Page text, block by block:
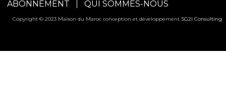
ABONNEMENT QUI SOMMES-NOUS
Copyright © 2023 Maison du Maroc conception et développement SG2I Consulting